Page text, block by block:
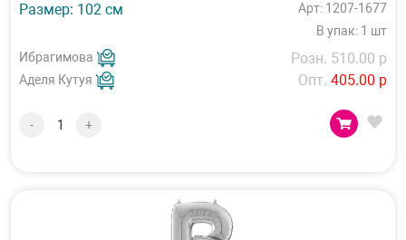
Размер: 102 см
Арт: 1207-1677
В упак: 1 шт
Ибрагимова
Аделя Кутуя
Розн. 510.00 р
Опт. 405.00 р
- +